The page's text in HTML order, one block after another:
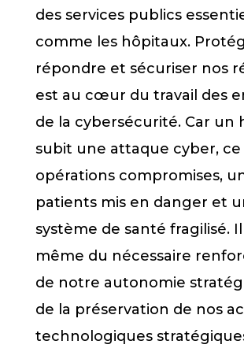
des services publics
comme les hôpitaux.
répondre et sécuriser nos
est au cœur du travail des
de la cybersécurité. Car un
subit une attaque cyber, ce
opérations compromises,
patients mis en danger et
système de santé fragilisé.
même du nécessaire
de notre autonomie
de la préservation de nos
technologiques